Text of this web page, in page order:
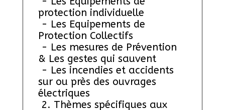
protection individuelle
Protection Collectifs
& Les gestes qui sauvent
sur ou près des ouvrages
électriques